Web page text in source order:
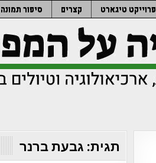
פרוייקט טיגארט קצרים סיפור תמונה
תגית: גבעת ברנר